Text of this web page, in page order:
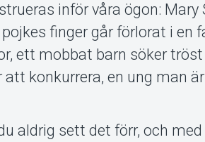
inför våra ögon: Mary
finger går förlorat i en
ett mobbat barn söker tröst
konkurrera, en ung man
aldrig sett det förr, och med